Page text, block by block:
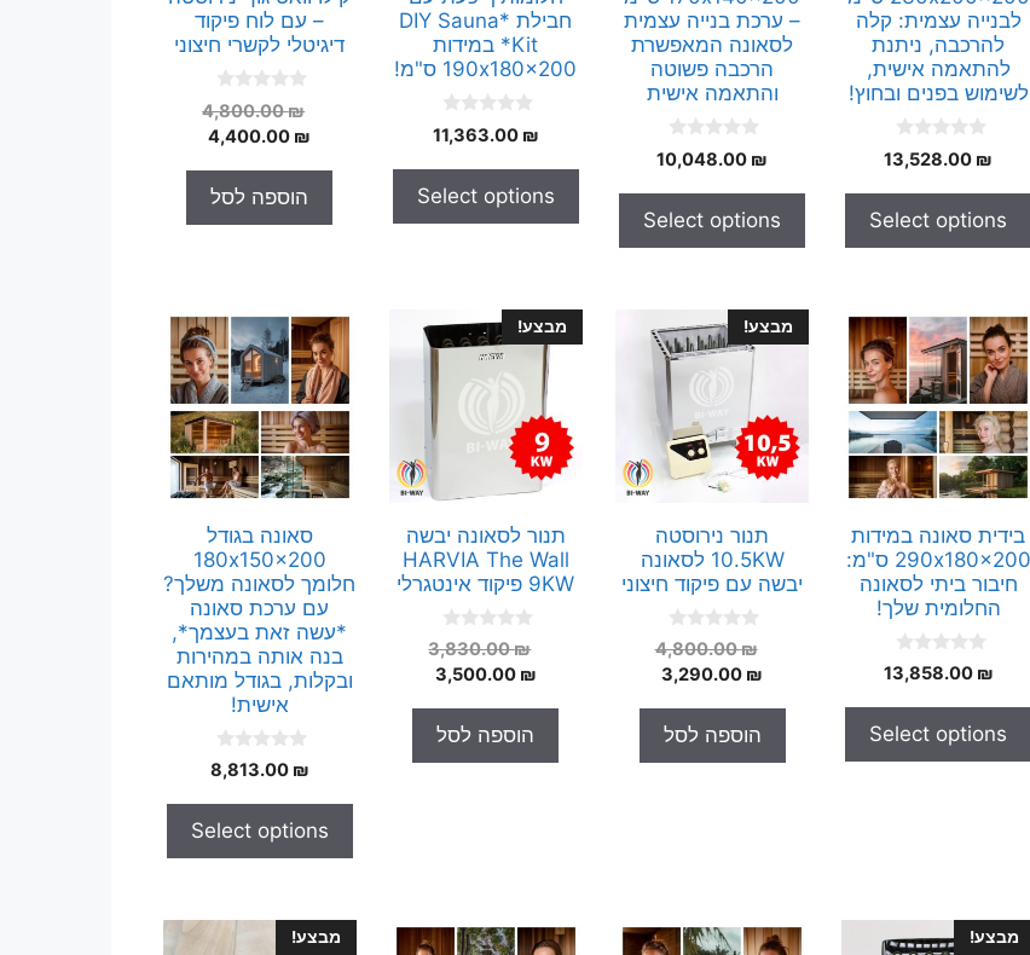
לבנייה עצמית: קלה
להרכבה, ניתנת
להתאמה אישית,
לשימוש בפנים ובחוץ!
0
o
o
5
13,528.00 ₪
Select options
– ערכת בנייה עצמית
לסאונה המאפשרת
הרכבה פשוטה
והתאמה אישית
0
o
o
5
10,048.00 ₪
Select options
חבילת *DIY Sauna
Kit* במידות
190x180x200 ס"מ!
0
o
o
5
11,363.00 ₪
Select options
– עם לוח פיקוד
דיגיטלי לקשרי חיצוני
0
o
u
o
f
5
4,800.00₪
המחיר
4,400.00 ₪
המחיר
הוספה לסל
בידית סאונה במידות
290x180x200 ס"מ:
חיבור ביתי לסאונה
החלומית שלך!
0
o
o
5
13,858.00 ₪
Select options
מבצע!
תנור נירוסטה
10.5KW לסאונה
יבשה עם פיקוד חיצוני
0
o
u
o
f
5
4,800.00₪
המחיר
3,290.00 ₪
המחיר
הוספה לסל
מבצע!
תנור לסאונה יבשה
HARVIA The Wall
9KW פיקוד אינטגרלי
0
o
u
o
f
5
3,830.00₪
המחיר
3,500.00 ₪
המחיר
הוספה לסל
סאונה בגודל
180x150x200
חלומך לסאונה משלך?
עם ערכת סאונה
*עשה זאת בעצמך*,
בנה אותה במהירות
ובקלות, בגודל מותאם
אישית!
0
o
o
5
8,813.00 ₪
Select options
מבצע! מבצע!